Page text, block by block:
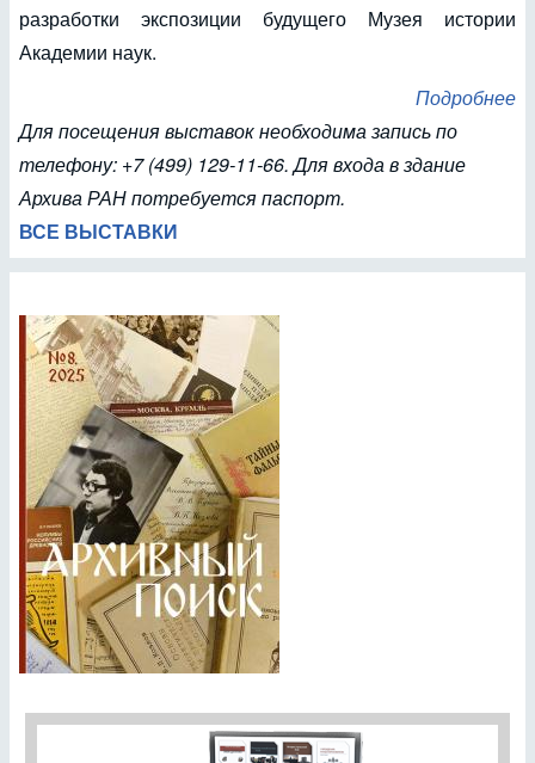
разработки экспозиции будущего Музея истории
Академии наук.
Подробнее
Для посещения выставок необходима запись по
телефону: +7 (499) 129-11-66. Для входа в здание
Архива РАН потребуется паспорт.
ВСЕ ВЫСТАВКИ